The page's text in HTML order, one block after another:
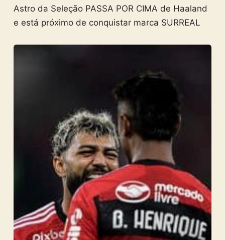
Astro da Seleção PASSA POR CIMA de Haaland
e está próximo de conquistar marca SURREAL